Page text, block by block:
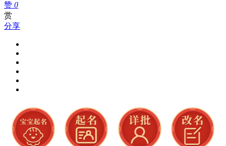
赞 0
赏
分享